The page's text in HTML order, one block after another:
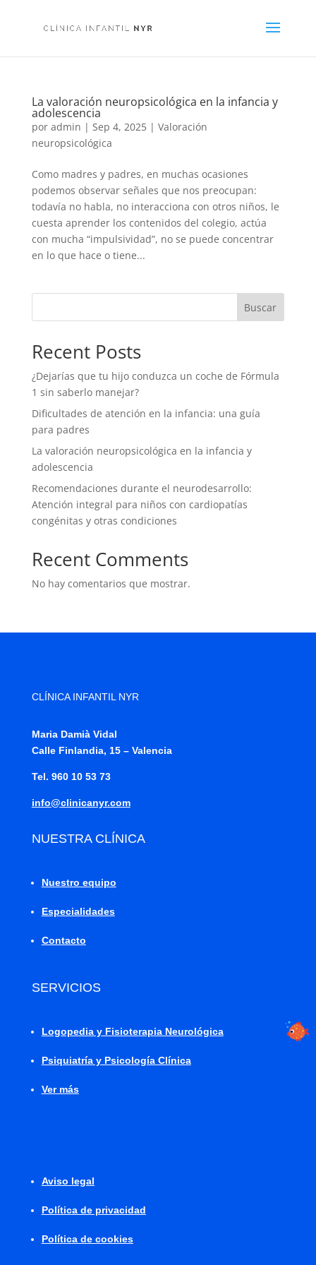
La valoración neuropsicológica en la infancia y
adolescencia
por admin | Sep 4, 2025| Valoración
neuropsicológica
Como madres y padres, en muchas ocasiones
podemos observar señales que nos preocupan:
todavía no habla, no interacciona con otros niños, le
cuesta aprender los contenidos del colegio, actúa
con mucha “impulsividad”, no se puede concentrar
en lo que hace o tiene...
Buscar
Recent Posts
¿Dejarías que tu hijo conduzca un coche de Fórmula
1 sin saberlo manejar?
Dificultades de atención en la infancia: una guía
para padres
La valoración neuropsicológica en la infancia y
adolescencia
Recomendaciones durante el neurodesarrollo:
Atención integral para niños con cardiopatías
congénitas y otras condiciones
Recent Comments
No hay comentarios que mostrar.
CLÍNICA INFANTIL NYR
Maria Damià Vidal
Calle Finlandia, 15 – Valencia
Tel. 960 10 53 73
info@clinicanyr.com
NUESTRA CLÍNICA
Nuestro equipo
Especialidades
Contacto
SERVICIOS
Logopedia y Fisioterapia Neurológica
Psiquiatría y Psicología Clínica
Ver más
Aviso legal
Política de privacidad
Política de cookies